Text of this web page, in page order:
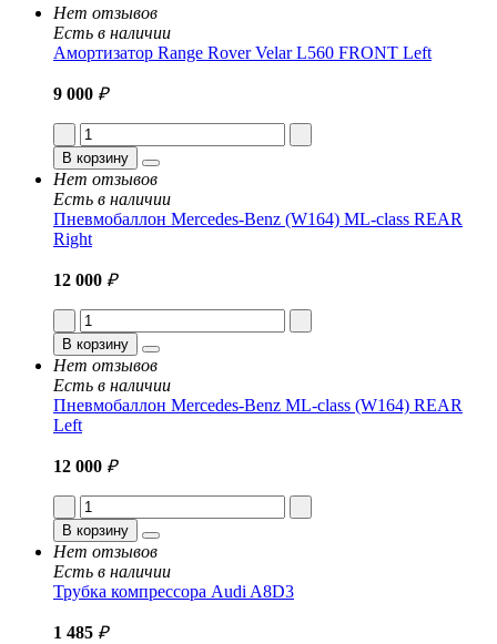
Нет отзывов
Есть в наличии
Амортизатор Range Rover Velar L560 FRONT Left
9 000 ₽
В корзину
Нет отзывов
Есть в наличии
Пневмобаллон Mercedes-Benz (W164) ML-class REAR
Right
12 000 ₽
В корзину
Нет отзывов
Есть в наличии
Пневмобаллон Mercedes-Benz ML-class (W164) REAR
Left
12 000 ₽
В корзину
Нет отзывов
Есть в наличии
Трубка компрессора Audi A8D3
1 485 ₽